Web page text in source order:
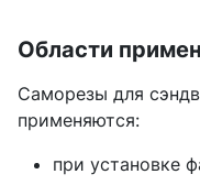
Области
Саморезы для
применяются:
при установке